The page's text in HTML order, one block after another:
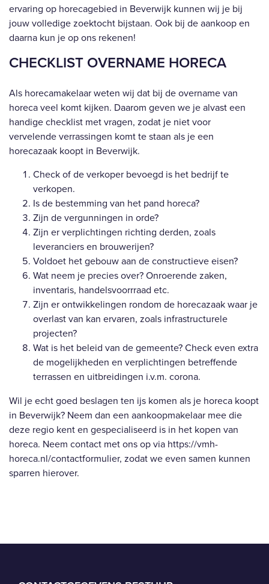
ervaring op horecagebied in Beverwijk kunnen wij je bij
jouw volledige zoektocht bijstaan. Ook bij de aankoop en
daarna kun je op ons rekenen!
CHECKLIST OVERNAME HORECA
Als horecamakelaar weten wij dat bij de overname van
horeca veel komt kijken. Daarom geven we je alvast een
handige checklist met vragen, zodat je niet voor
vervelende verrassingen komt te staan als je een
horecazaak koopt in Beverwijk.
Check of de verkoper bevoegd is het bedrijf te
verkopen.
Is de bestemming van het pand horeca?
Zijn de vergunningen in orde?
Zijn er verplichtingen richting derden, zoals
leveranciers en brouwerijen?
Voldoet het gebouw aan de constructieve eisen?
Wat neem je precies over? Onroerende zaken,
inventaris, handelsvoorrraad etc.
Zijn er ontwikkelingen rondom de horecazaak waar je
overlast van kan ervaren, zoals infrastructurele
projecten?
Wat is het beleid van de gemeente? Check even extra
de mogelijkheden en verplichtingen betreffende
terrassen en uitbreidingen i.v.m. corona.
Wil je echt goed beslagen ten ijs komen als je horeca koopt
in Beverwijk? Neem dan een aankoopmakelaar mee die
deze regio kent en gespecialiseerd is in het kopen van
horeca. Neem contact met ons op via https://vmh-
horeca.nl/contactformulier, zodat we even samen kunnen
sparren hierover.